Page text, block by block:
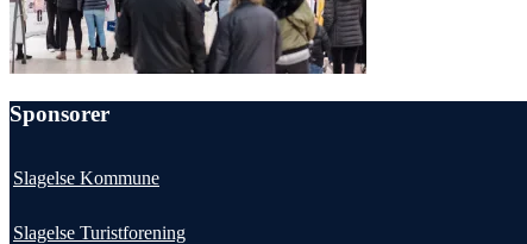
Sponsorer
Slagelse Kommune
Slagelse Turistforening